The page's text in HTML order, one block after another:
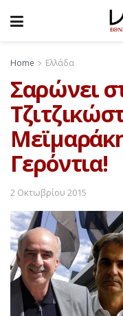
Home Ελλάδα
Σαρώνει
Γερόντια!
2 Οκτωβρίου 2015